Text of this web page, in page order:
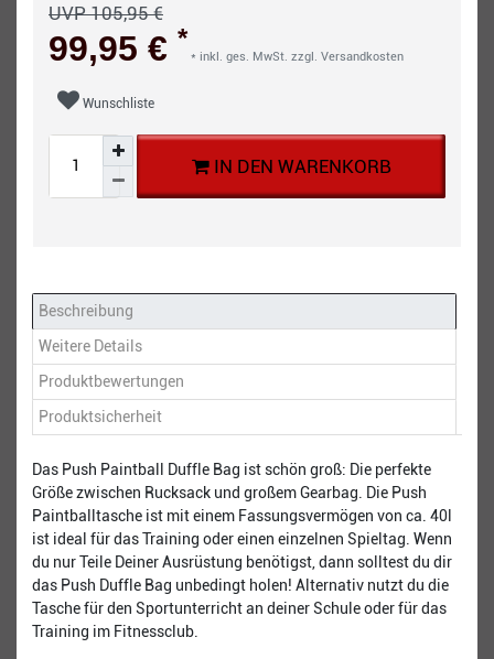
UVP 105,95 €
99,95 € *
* inkl. ges. MwSt. zzgl. Versandkosten
Wunschliste
IN DEN WARENKORB
Beschreibung
Weitere Details
Produktbewertungen
Produktsicherheit
Das Push Paintball Duffle Bag ist schön groß: Die perfekte
Größe zwischen Rucksack und großem Gearbag. Die Push
Paintballtasche ist mit einem Fassungsvermögen von ca. 40l
ist ideal für das Training oder einen einzelnen Spieltag. Wenn
du nur Teile Deiner Ausrüstung benötigst, dann solltest du dir
das Push Duffle Bag unbedingt holen! Alternativ nutzt du die
Tasche für den Sportunterricht an deiner Schule oder für das
Training im Fitnessclub.